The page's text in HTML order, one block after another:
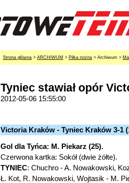
Strona główna > ARCHIWUM > Piłka nożna > Archiwum >
Tyniec stawiał opór
2012-05-06 15:55:00
Victoria Kraków - Tyniec Kraków 3-1
Gol dla Tyńca: M. Piekarz (25).
Czerwona kartka: Sokół (dwie żółte).
TYNIEC: Chuchro - A. Nowakowski,
Ł. Kot, R. Nowakowski, Wojtasik - M.